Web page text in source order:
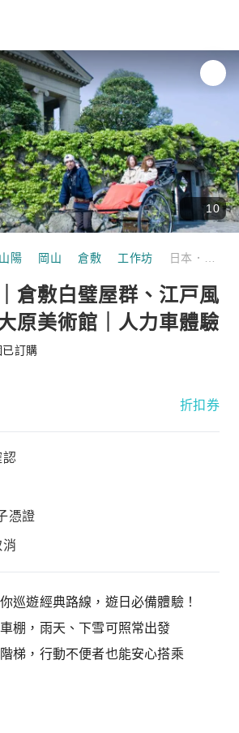
10
陽 岡山 倉敷 工作坊
倉敷白璧屋群、江戸風
原美術館｜人力車體驗
訂購
折扣券
認
憑證
巡遊經典路線，遊日必備體驗！
棚，雨天、下雪可照常出發
梯，行動不便者也能安心搭乘